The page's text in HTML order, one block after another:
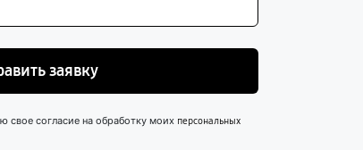
заявку
свое согласие на обработку моих персональных